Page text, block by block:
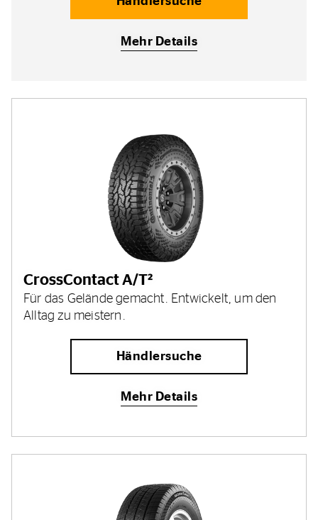
Mehr Details
CrossContact A/T²
Für das Gelände gemacht. Entwickelt, um den
Alltag zu meistern.
Händlersuche
Mehr Details